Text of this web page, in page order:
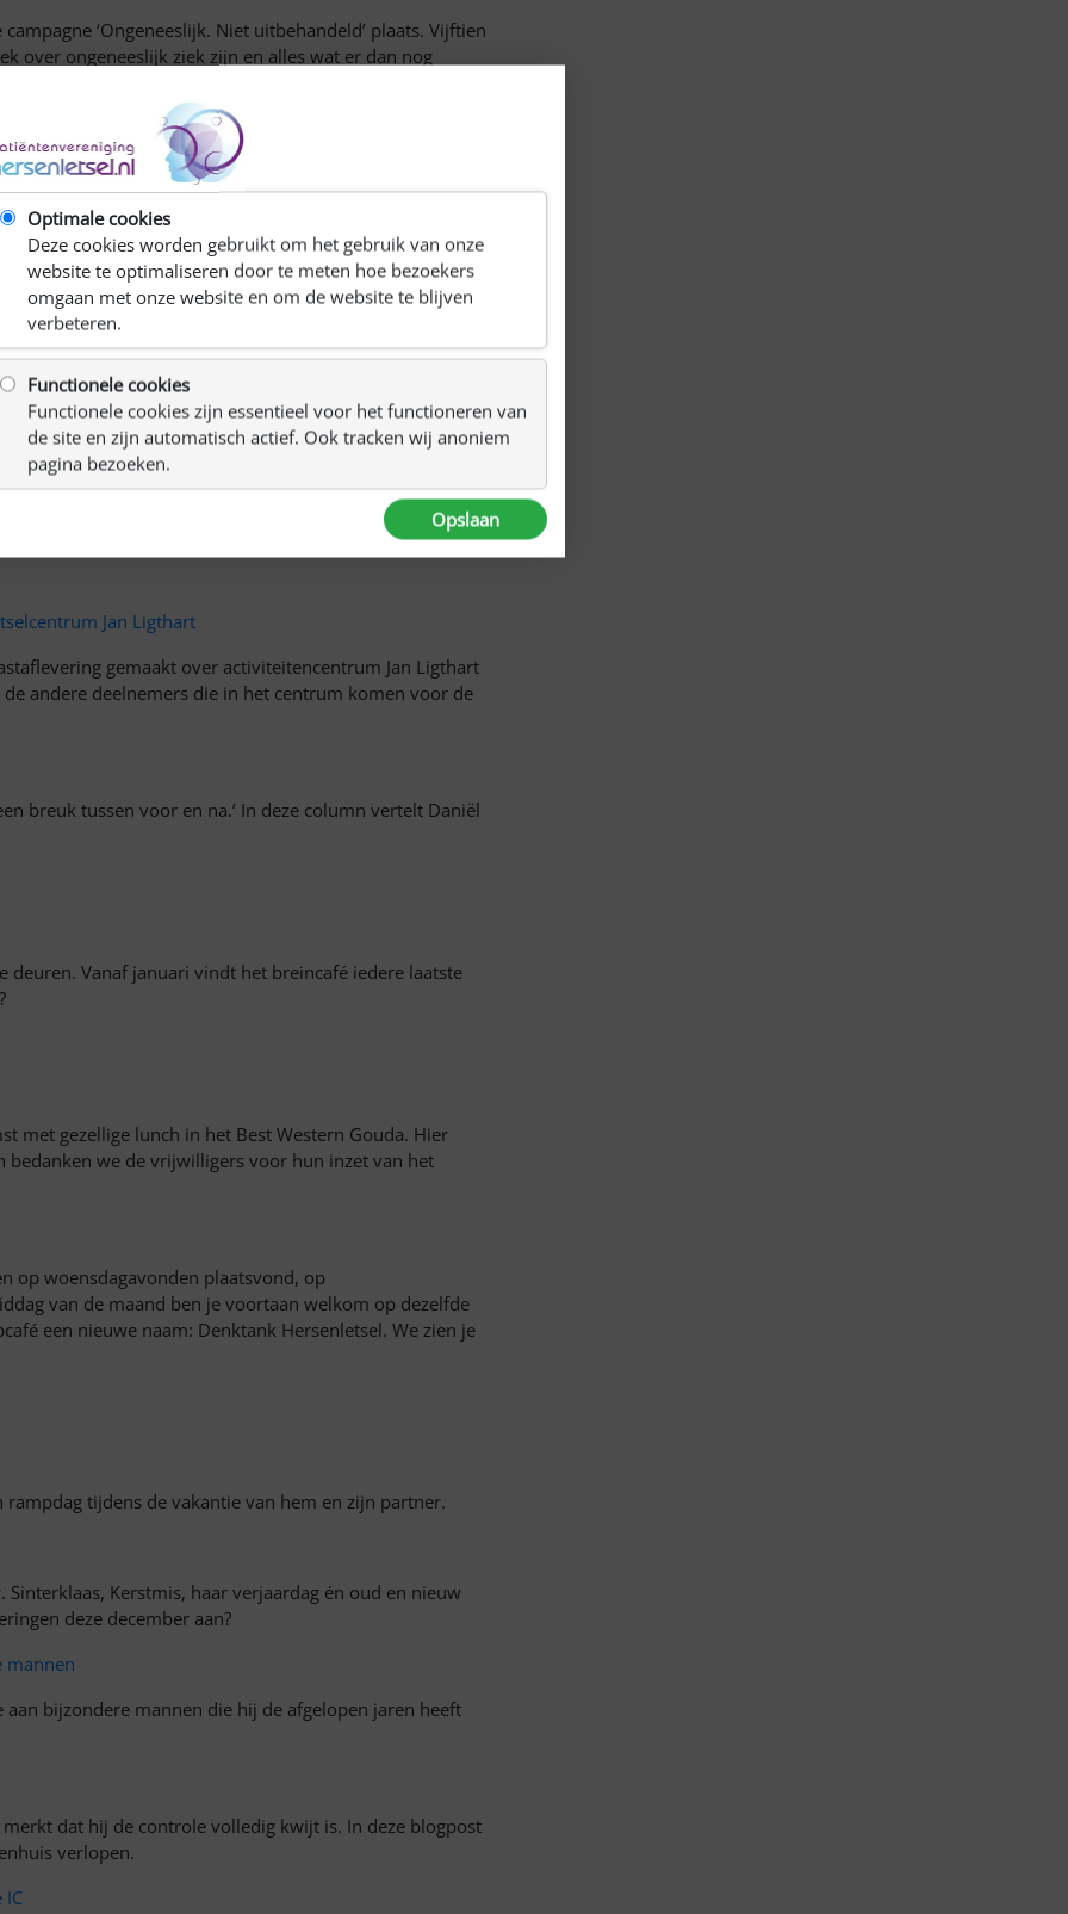
‘Ongeneeslijk. Niet uitbehandeld’ plaats. Vijftien
over ongeneeslijk ziek zijn en alles wat er dan nog
online. De voorzitter van de Hersentumor
twee vrouwen van wie de een een glioom en de ander een
met een hersentumor.
plaats voor mantelzorgers met een naaste met NAH.
bijeenkomst aan bod. Hierover lees je meer in de
der Valk in Assen. Deze kerstbrunch was ontzettend
haar verslag terug op deze ochtend.
Jan Ligthart
gemaakt over activiteitencentrum Jan Ligthart
andere deelnemers die in het centrum komen voor de
breuk tussen voor en na.’ In deze column vertelt Daniël
deuren. Vanaf januari vindt het breincafé iedere laatste
met gezellige lunch in het Best Western Gouda. Hier
bedanken we de vrijwilligers voor hun inzet van het
op woensdagavonden plaatsvond, op
van de maand ben je voortaan welkom op dezelfde
een nieuwe naam: Denktank Hersenletsel. We zien je
tijdens de vakantie van hem en zijn partner.
Kerstmis, haar verjaardag én oud en nieuw
deze december aan?
mannen
bijzondere mannen die hij de afgelopen jaren heeft
dat hij de controle volledig kwijt is. In deze blogpost
verlopen.
IC
Optimale cookies
Deze cookies worden gebruikt om het gebruik van onze
website te optimaliseren door te meten hoe bezoekers
omgaan met onze website en om de website te blijven
verbeteren.
Functionele cookies
Functionele cookies zijn essentieel voor het functioneren van
de site en zijn automatisch actief. Ook tracken wij anoniem
pagina bezoeken.
Opslaan